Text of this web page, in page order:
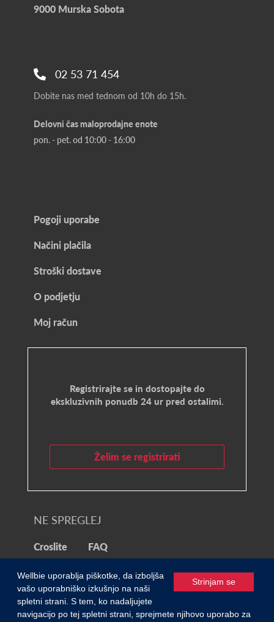
9000 Murska Sobota
02 53 71 454
Dobite nas med tednom od 10h do 15h.
Delovni čas maloprodajne enote
pon. - pet. od 10:00 - 16:00
Pogoji uporabe
Načini plačila
Stroški dostave
O podjetju
Moj račun
Registrirajte se in dostopajte do
ekskluzivnih ponudb 24 ur pred ostalimi.
Želim se registrirati
NE SPREGLEJ
Croslite FAQ
© 2021 Wellbie
Zasebnost in piškotki
Strinjam se
Wellbie uporablja piškotke, da izboljša
vašo uporabniško izkušnjo na naši
spletni strani. S tem, ko nadaljujete
navigacijo po tej spletni strani, sprejmete njihovo uporabo za